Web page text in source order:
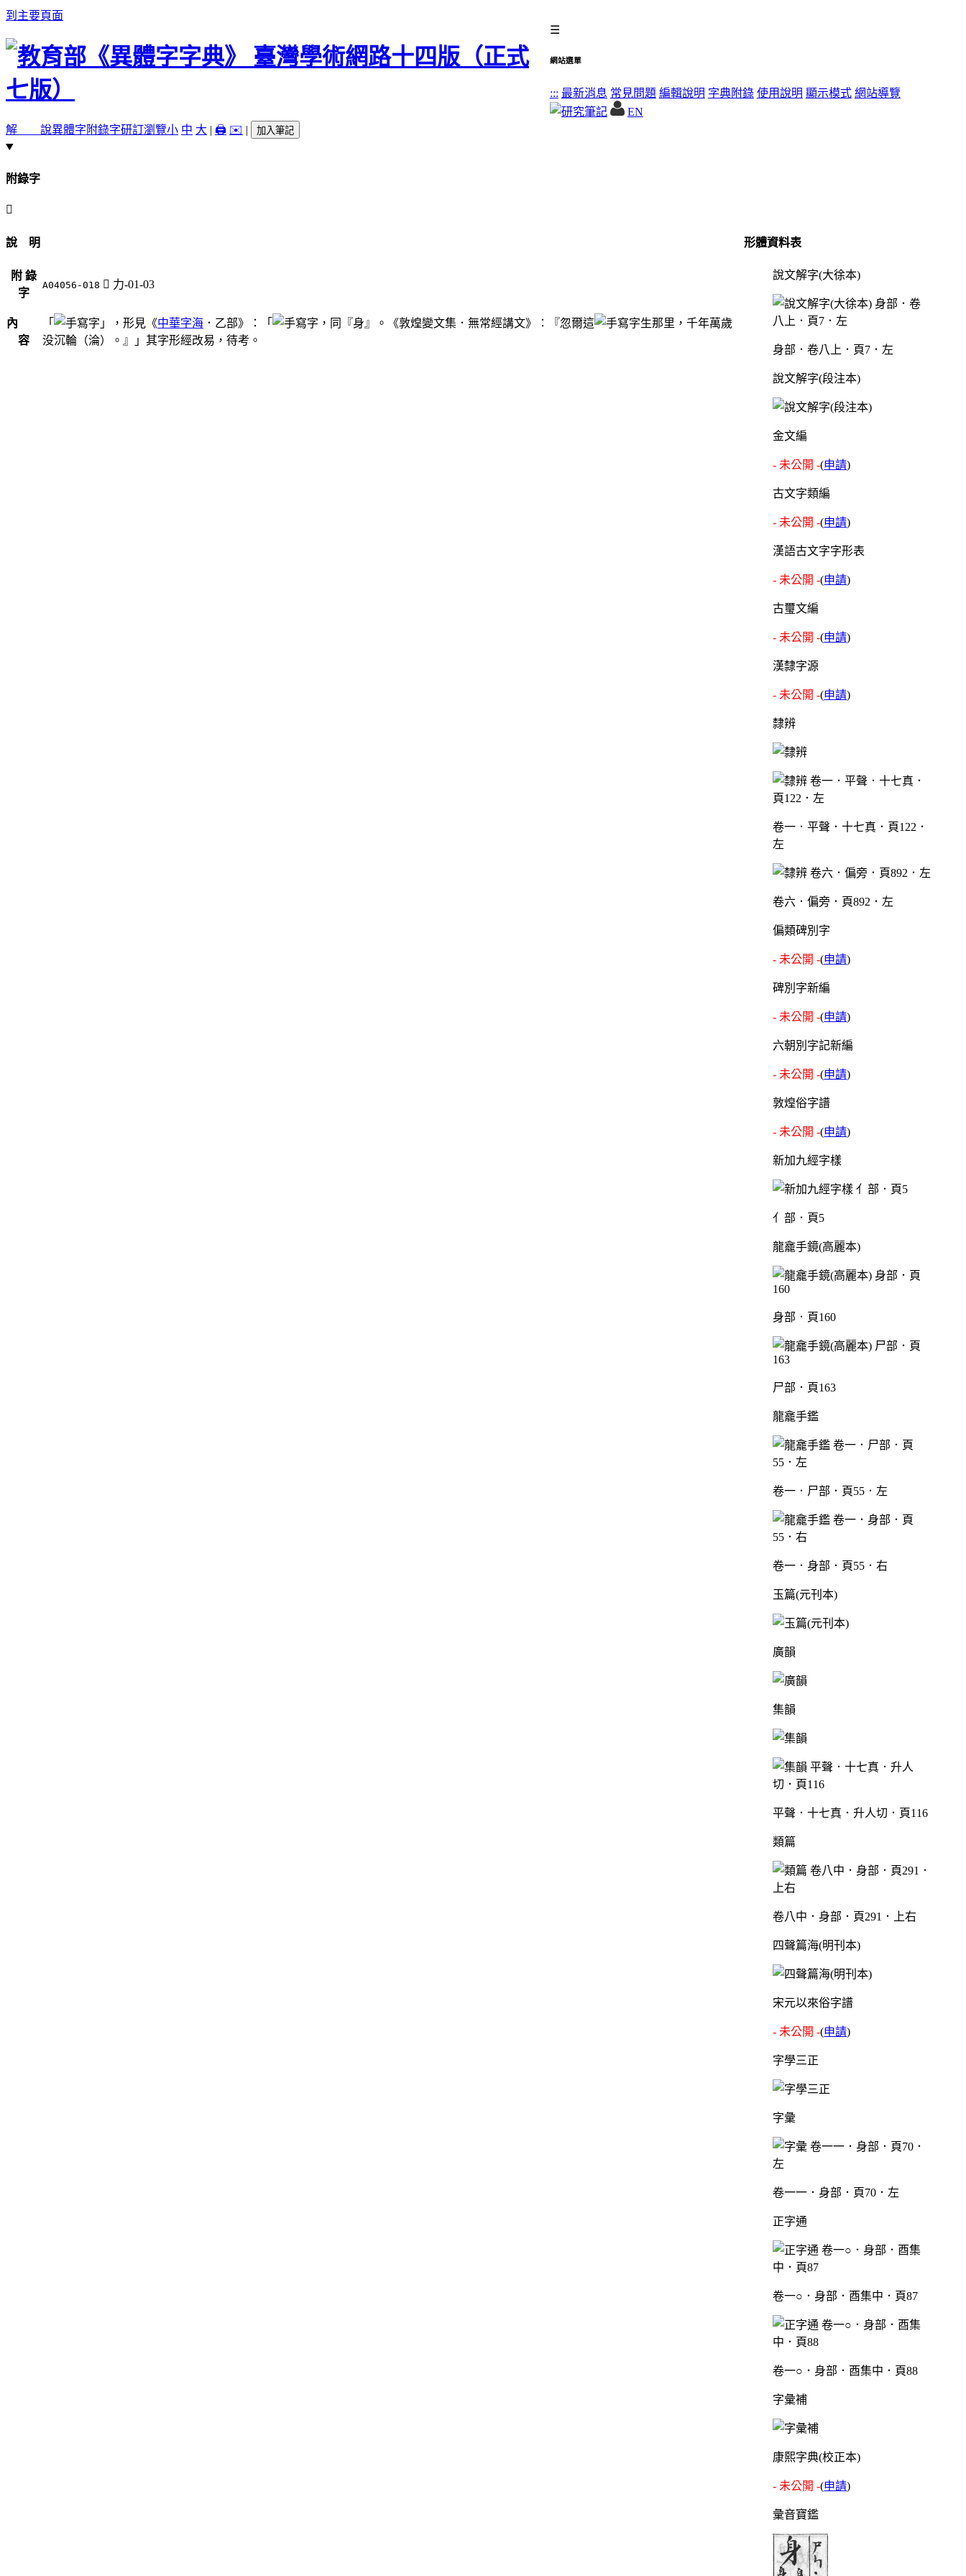
到主要頁面
☰
網站選單
::: 最新消息 常見問題 編輯說明 字典附錄 使用說明 顯示模式 網站導覽
EN
解 說異體字 附錄字研訂瀏覽小 中 大 | 🖨️ ✉️ | 加入筆記
附錄字
󰡷
說 明
附 錄
字
A04056-018 󰡷 力-01-03
內
容
「 」，形見《中華字海 ．乙部》：「 ，同『身』。《敦煌變文集．無常經講文》：『忽爾這
生那里，千年萬歲
没沉輪（淪）。』」其字形經改易，待考。
形體資料表
說文解字(大徐本)
身部．卷八上．頁7．左
說文解字(段注本)
金文編
- 未公開 -(申請)
古文字類編
- 未公開 -(申請)
漢語古文字字形表
- 未公開 -(申請)
古璽文編
- 未公開 -(申請)
漢隸字源
- 未公開 -(申請)
隸辨
卷一．平聲．十七真．頁122．
左
卷六．偏旁．頁892．左
偏類碑別字
- 未公開 -(申請)
碑別字新編
- 未公開 -(申請)
六朝別字記新編
- 未公開 -(申請)
敦煌俗字譜
- 未公開 -(申請)
新加九經字樣
亻部．頁5
龍龕手鏡(高麗本)
身部．頁160
尸部．頁163
龍龕手鑑
卷一．尸部．頁55．左
卷一．身部．頁55．右
玉篇(元刊本)
廣韻
集韻
平聲．十七真．升人切．頁116
類篇
卷八中．身部．頁291．上右
四聲篇海(明刊本)
宋元以來俗字譜
- 未公開 -(申請)
字學三正
字彙
卷一一．身部．頁70．左
正字通
卷一○．身部．酉集中．頁87
卷一○．身部．酉集中．頁88
字彙補
康熙字典(校正本)
- 未公開 -(申請)
彙音寶鑑